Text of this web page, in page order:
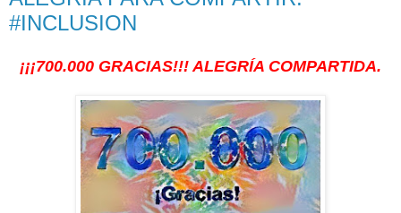
#INCLUSION
¡¡¡700.000 GRACIAS!!! ALEGRÍA COMPARTIDA.